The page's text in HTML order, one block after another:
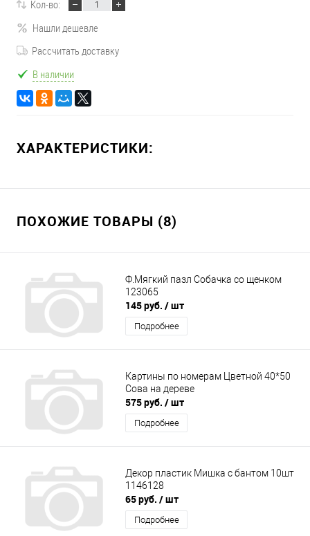
Кол-во:
Нашли дешевле
Рассчитать доставку
В наличии
ХАРАКТЕРИСТИКИ:
ПОХОЖИЕ ТОВАРЫ (8)
Ф.Мягкий пазл Собачка со щенком
123065
145 руб. / шт
Подробнее
Картины по номерам Цветной 40*50
Сова на дереве
575 руб. / шт
Подробнее
Декор пластик Мишка с бантом 10шт
1146128
65 руб. / шт
Подробнее